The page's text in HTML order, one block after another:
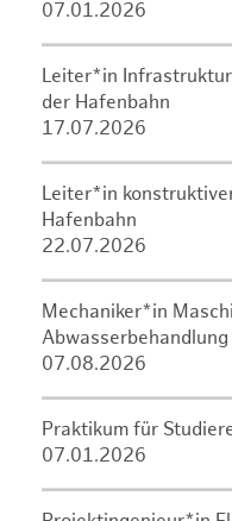
07.01.2026
Leiter*in
der Hafenbahn
17.07.2026
Leiter*in
Hafenbahn
22.07.2026
Mechaniker*in
07.08.2026
Praktikum für
07.01.2026